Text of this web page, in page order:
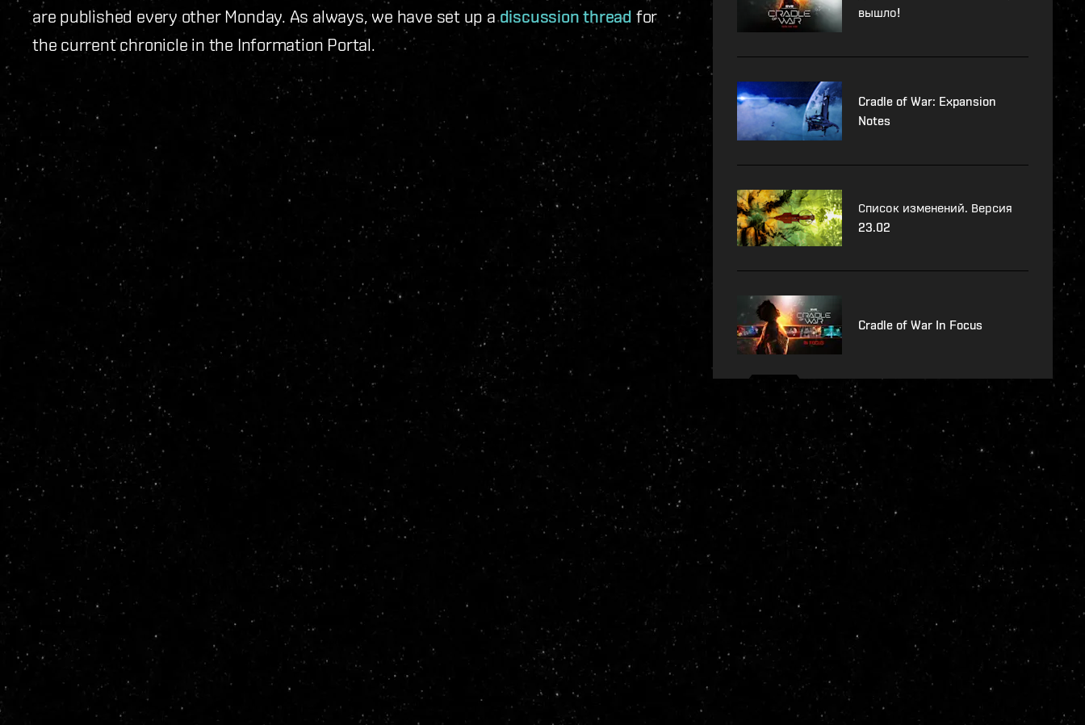
are published every other Monday. As always, we have set up adiscussion thread for
the current chronicle in the Information Portal.
вышло!
Cradle of War: Expansion
Notes
Список изменений. Версия
23.02
Cradle of War In Focus